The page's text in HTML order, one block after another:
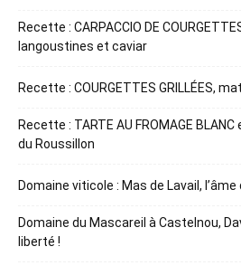
Recette : CARPACCIO DE
langoustines et caviar
Recette : COURGETTES GRILLÉES,
Recette : TARTE AU FROMAGE
du Roussillon
Domaine viticole : Mas de Lavail, l’âme
Domaine du Mascareil à Castelnou,
liberté !